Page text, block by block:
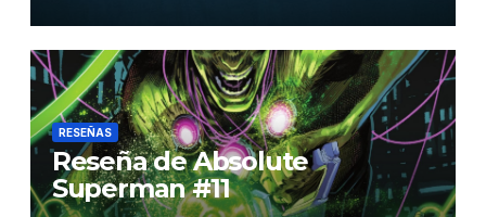
RESEÑAS
Reseña de Absolute
Superman #11